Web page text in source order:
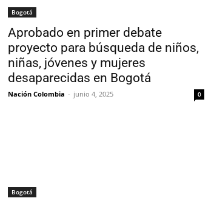
Bogotá
Aprobado en primer debate
proyecto para búsqueda de niños,
niñas, jóvenes y mujeres
desaparecidas en Bogotá
Nación Colombia - junio 4, 2025 0
Bogotá